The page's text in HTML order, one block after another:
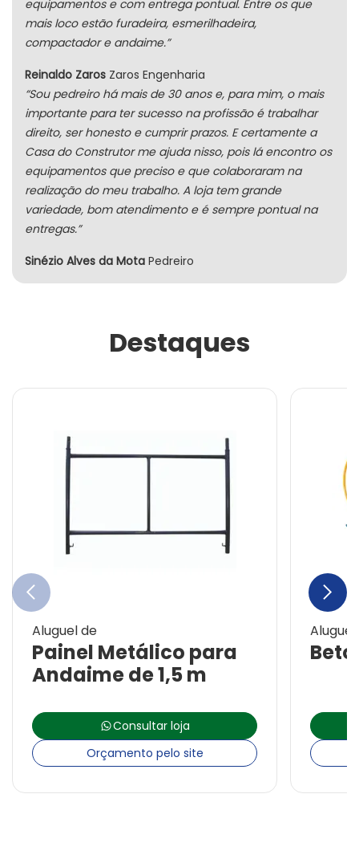
equipamentos e com entrega pontual. Entre os que
mais loco estão furadeira, esmerilhadeira,
compactador e andaime.”
Reinaldo Zaros Zaros Engenharia
“Sou pedreiro há mais de 30 anos e, para mim, o mais
importante para ter sucesso na profissão é trabalhar
direito, ser honesto e cumprir prazos. E certamente a
Casa do Construtor me ajuda nisso, pois lá encontro os
equipamentos que preciso e que colaboraram na
realização do meu trabalho. A loja tem grande
variedade, bom atendimento e é sempre pontual na
entregas.”
Sinézio Alves da Mota Pedreiro
Destaques
Aluguel de
Painel Metálico para
Andaime de 1,5 m
Consultar loja
Orçamento pelo site
chevron_right
chevron_left